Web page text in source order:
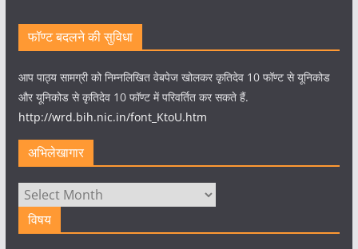
फॉण्ट बदलने की सुविधा
आप पाठ्य सामग्री को निम्नलिखित वेबपेज खोलकर कृतिदेव 10 फॉण्ट से यूनिकोड
और यूनिकोड से कृतिदेव 10 फॉण्ट में परिवर्तित कर सकते हैं.
http://wrd.bih.nic.in/font_KtoU.htm
अभिलेखागार
अभिलेखागार
विषय